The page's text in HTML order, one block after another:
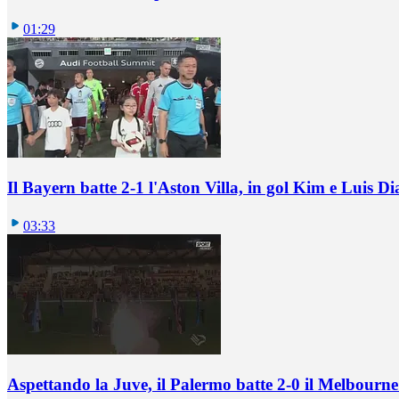
01:29
Il Bayern batte 2-1 l'Aston Villa, in gol Kim e Luis
03:33
Aspettando la Juve, il Palermo batte 2-0 il